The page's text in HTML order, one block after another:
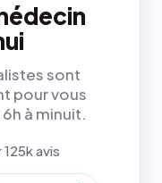
sont
pour vous
à minuit.
125k avis